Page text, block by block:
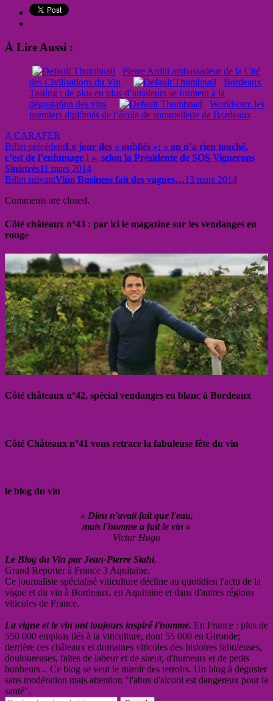
À Lire Aussi :
Pierre Arditi ambassadeur de la Cité
des Civilisations du Vin
Bordeaux
Tasting : de plus en plus d’amateurs se forment à la
dégustation des vins
Worldsom: les
premiers diplômés de l’école de sommellerie de Bordeaux
A CARAFER
Billet précédentLe jour des « oubliés »: « on n’a rien touché,
c’est de l’enfumage ! », selon la Présidente de SOS Vignerons
Sinistrés11 mars 2014
Billet suivantVino Business fait des vagues…13 mars 2014
Comments are closed.
Côté châteaux n°43 : par ici le magazine sur les vendanges en
rouge
Côté châteaux n°42, spécial vendanges en blanc à Bordeaux
Côté Châteaux n°41 vous retrace la fabuleuse fête du vin
le blog du vin
« Dieu n'avait fait que l'eau,
mais l'homme a fait le vin »
Victor Hugo
Le Blog du Vin par Jean-Pierre Stahl,
Grand Reporter à France 3 Aquitaine.
Ce journaliste spécialisé viticulture décline au quotidien l'actu de la
vigne et du vin à Bordeaux, en Aquitaine et dans d'autres régions
viticoles de France.
La vigne et le vin ont toujours inspiré l'homme. En France : plus de
550 000 emplois liés à la viticulture, dont 55 000 en Gironde;
derrière ces châteaux et domaines viticoles des histoires fabuleuses,
douloureuses, faites de labeur et de sueur, d'humeurs et de petits
bonheurs... Ce blog se veut le miroir des terroirs. Un blog à déguster
sans modération mais attention "l'abus d'alcool est dangereux pour la
santé".